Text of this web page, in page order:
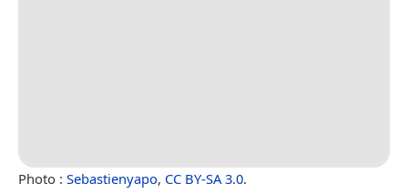
Photo : Sebastienyapo, CC BY-SA 3.0.